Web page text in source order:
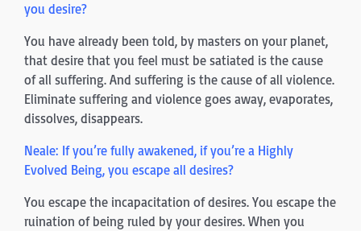
you desire?
You have already been told, by masters on your planet,
that desire that you feel must be satiated is the cause
of all suffering. And suffering is the cause of all violence.
Eliminate suffering and violence goes away, evaporates,
dissolves, disappears.
Neale: If you’re fully awakened, if you’re a Highly
Evolved Being, you escape all desires?
You escape the incapacitation of desires. You escape the
ruination of being ruled by your desires. When you